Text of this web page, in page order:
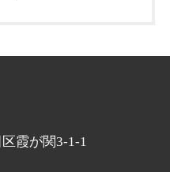
霞が関3-1-1